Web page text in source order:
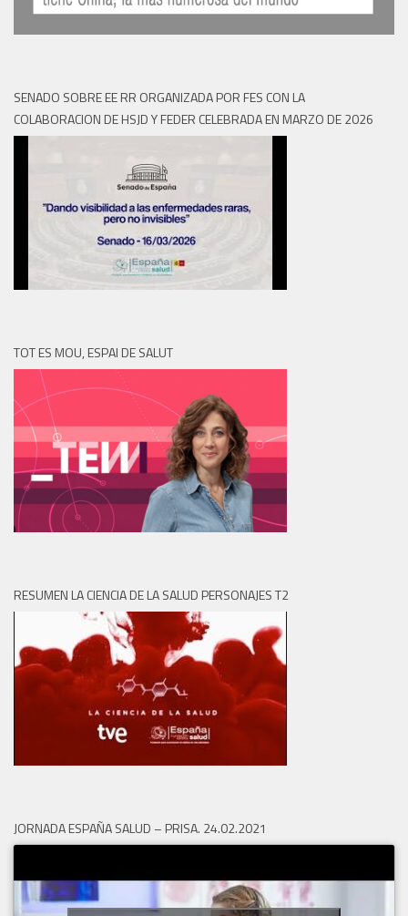
SENADO SOBRE EE RR ORGANIZADA POR FES CON LA
COLABORACION DE HSJD Y FEDER CELEBRADA EN MARZO DE 2026
TOT ES MOU, ESPAI DE SALUT
RESUMEN LA CIENCIA DE LA SALUD PERSONAJES T2
JORNADA ESPAÑA SALUD – PRISA. 24.02.2021